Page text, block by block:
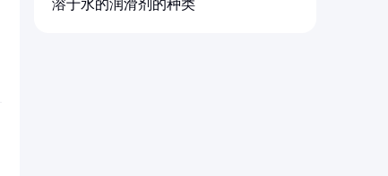
溶于水的润滑剂的种类